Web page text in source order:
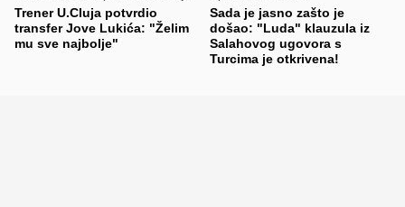
Trener U.Cluja potvrdio
transfer Jove Lukića: "Želim
mu sve najbolje"
Sada je jasno zašto je
došao: "Luda" klauzula iz
Salahovog ugovora s
Turcima je otkrivena!